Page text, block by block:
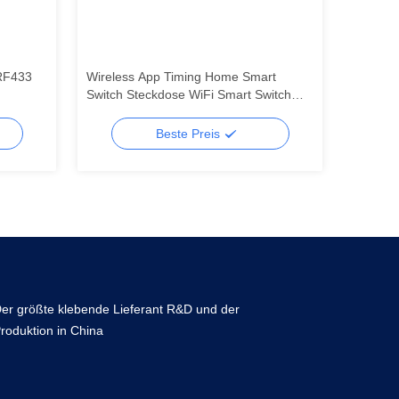
Wireless App Timing Home Smart
Switch Steckdose WiFi Smart Switch
Unterstützung Sprachsteuerung
Beste Preis
größte klebende Lieferant R&D und der
in China